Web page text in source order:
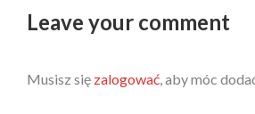
Leave your comment
Musisz się zalogować, aby móc